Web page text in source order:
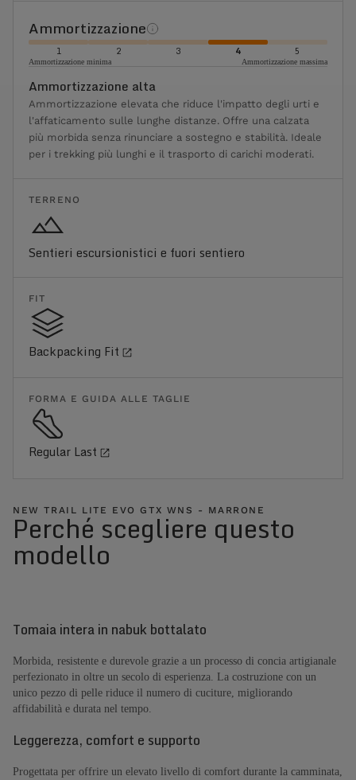
Ammortizzazione
1 2 3 4 5
Ammortizzazione minima Ammortizzazione massima
Ammortizzazione alta
Ammortizzazione elevata che riduce l'impatto degli urti e
l'affaticamento sulle lunghe distanze. Offre una calzata
più morbida senza rinunciare a sostegno e stabilità. Ideale
per i trekking più lunghi e il trasporto di carichi moderati.
TERRENO
Sentieri escursionistici e fuori sentiero
FIT
Backpacking Fit
FORMA E GUIDA ALLE TAGLIE
Regular Last
NEW TRAIL LITE EVO GTX WNS - MARRONE
Perché scegliere questo
modello
Tomaia intera in nabuk bottalato
Morbida, resistente e durevole grazie a un processo di concia artigianale
perfezionato in oltre un secolo di esperienza. La costruzione con un
unico pezzo di pelle riduce il numero di cuciture, migliorando
affidabilità e durata nel tempo.
Leggerezza, comfort e supporto
Progettata per offrire un elevato livello di comfort durante la camminata,